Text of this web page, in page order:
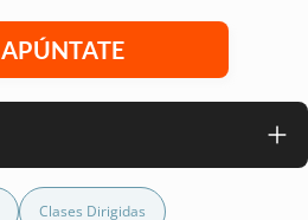
APÚNTATE
Clases Dirigidas